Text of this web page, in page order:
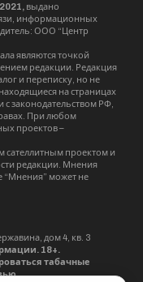
выдано
информационных
ООО “Центр
являются точкой
редакции. Редакция
и переписку, но не
на страницах
с законодательством РФ,
При любом
проектов –
сателлитным проектом и
редакции. Мнения
“Мнения” может не
дом 4, кв. 3
18+.
табачные